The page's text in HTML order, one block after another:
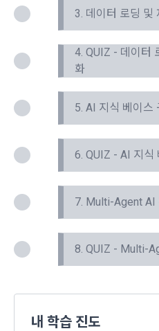
제 9 조 (구매신청 및 개인정보
여 구매를 신청하며, “회사”는
서 다음의 각 내용을 알기 쉽게
나. 회원의 성명, 주소, 전화번호
호) 등의 입력
련한 내용에 대한 확인
표시(예, 마우스 클릭)
마. 재화 및 서비스 등의 구매 신
트”의 확인에 대한 동의
바. 결제 방법의 선택
보를 제공받는 자의 개인정보
프로모션 목적으로 개인정보를
서비스 이용기록과 접속 빈도
비스 분석 및 통계에 따른 맞춤
보안, 프라이버시, 안전 측면
있는 서비스 이용환경 구축을
5. 개인정보의 제공 및 처리위
“회사”는 원칙적으로 이용자 동
하지 않습니다.
“회사”는 이용자의 사전 동의
인정보 제공에 직접 동의를 한
나 안전에 급박한 위험이 확인
3. 데이터 로딩 및
4. QUIZ - 데이터
화
5. AI 지식 베이스
6. QUIZ - AI 지식
7. Multi-Agent AI
8. QUIZ - Multi-
내 학습 진도